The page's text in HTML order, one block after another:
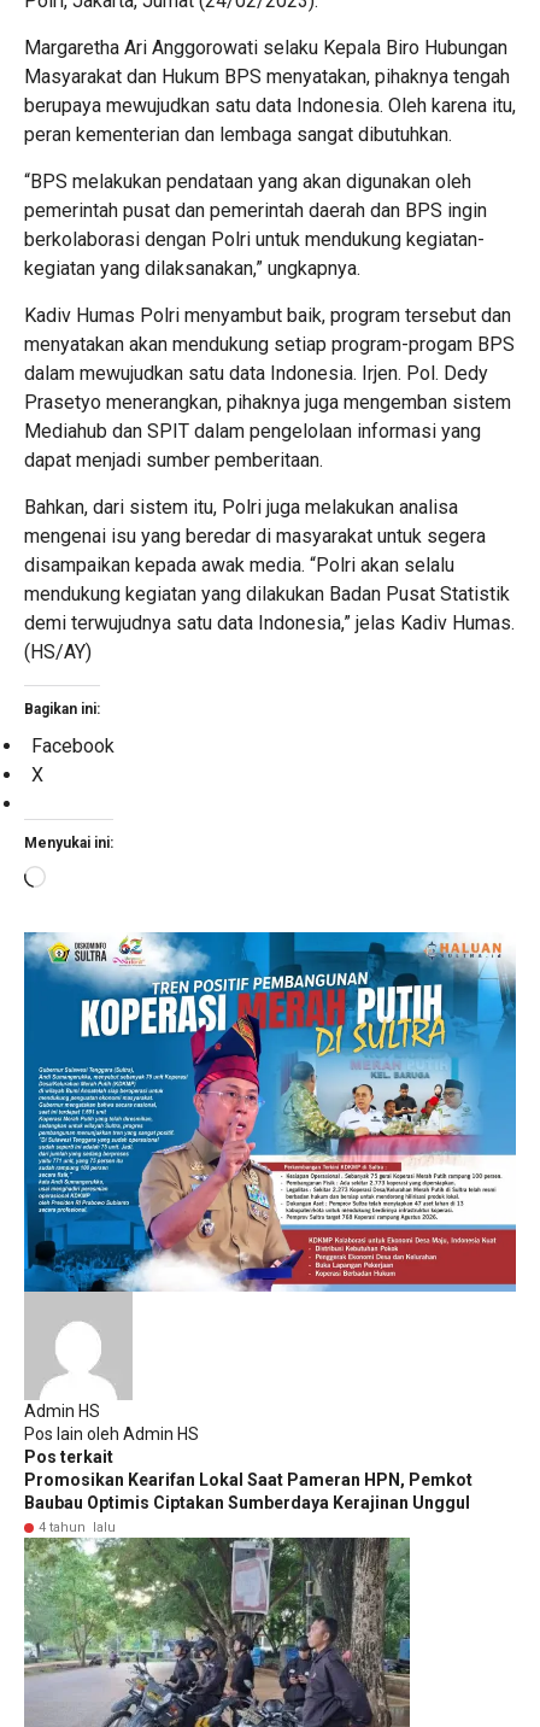
Margaretha Ari Anggorowati selaku Kepala Biro Hubungan
Masyarakat dan Hukum BPS menyatakan, pihaknya tengah
berupaya mewujudkan satu data Indonesia. Oleh karena itu,
peran kementerian dan lembaga sangat dibutuhkan.
“BPS melakukan pendataan yang akan digunakan oleh
pemerintah pusat dan pemerintah daerah dan BPS ingin
berkolaborasi dengan Polri untuk mendukung kegiatan-
kegiatan yang dilaksanakan,” ungkapnya.
Kadiv Humas Polri menyambut baik, program tersebut dan
menyatakan akan mendukung setiap program-progam BPS
dalam mewujudkan satu data Indonesia. Irjen. Pol. Dedy
Prasetyo menerangkan, pihaknya juga mengemban sistem
Mediahub dan SPIT dalam pengelolaan informasi yang
dapat menjadi sumber pemberitaan.
Bahkan, dari sistem itu, Polri juga melakukan analisa
mengenai isu yang beredar di masyarakat untuk segera
disampaikan kepada awak media. “Polri akan selalu
mendukung kegiatan yang dilakukan Badan Pusat Statistik
demi terwujudnya satu data Indonesia,” jelas Kadiv Humas.
(HS/AY)
Bagikan ini:
Facebook
X
Menyukai ini:
Memuat...
Admin HS
Pos lain oleh Admin HS
Pos terkait
Promosikan Kearifan Lokal Saat Pameran HPN, Pemkot
Baubau Optimis Ciptakan Sumberdaya Kerajinan Unggul
4 tahun lalu